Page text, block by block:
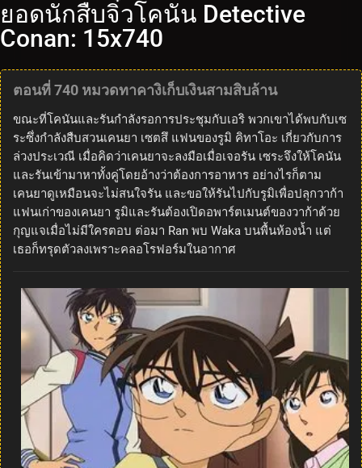
ยอดนักสืบจิ๋วโคนัน Detective
Conan: 15x740
ตอนที่ 740 หมวดทาคางิเก็บเงินสามสิบล้าน
ขณะที่โคนันและรันกำลังรอการประชุมกับเอริ พวกเขาได้พบกับเซ
ระซึ่งกำลังสืบสวนเคนยา เซตสึ แฟนของรูมิ คิทาโอะ เกี่ยวกับการ
ล่วงประเวณี เมื่อคิดว่าเคนยาจะลงมือเมื่อเจอรัน เซระจึงให้โคนัน
และรันเข้ามาหาทั้งคู่โดยอ้างว่าต้องการอาหาร อย่างไรก็ตาม
เคนยาดูเหมือนจะไม่สนใจรัน และขอให้รันไปกับรูมิเพื่อปลุกวาก้า
แฟนเก่าของเคนยา รูมิและรันต้องเปิดอพาร์ตเมนต์ของวาก้าด้วย
กุญแจเมื่อไม่มีใครตอบ ต่อมา Ran พบ Waka บนพื้นห้องน้ำ แต่
เธอก็ทรุดตัวลงเพราะคลอโรฟอร์มในอากาศ